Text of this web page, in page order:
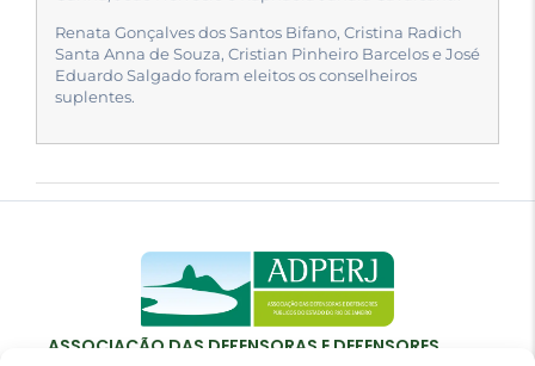
Renata Gonçalves dos Santos Bifano, Cristina Radich
Santa Anna de Souza, Cristian Pinheiro Barcelos e José
Eduardo Salgado foram eleitos os conselheiros
suplentes.
ASSOCIAÇÃO DAS DEFENSORAS E DEFENSORES